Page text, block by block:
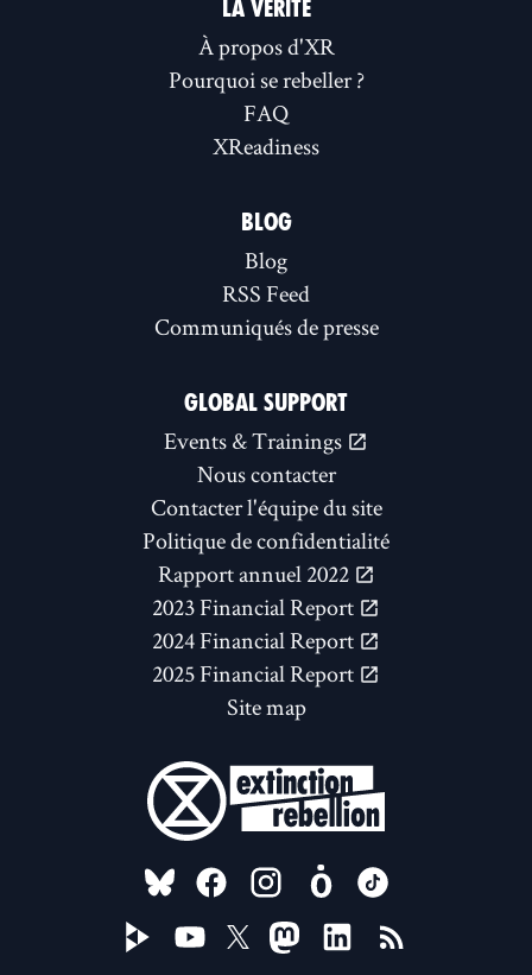
LA VÉRITÉ
À propos d'XR
Pourquoi se rebeller ?
FAQ
XReadiness
BLOG
Blog
RSS Feed
Communiqués de presse
GLOBAL SUPPORT
Events & Trainings
Nous contacter
Contacter l'équipe du site
Politique de confidentialité
Rapport annuel 2022
2023 Financial Report
2024 Financial Report
2025 Financial Report
Site map
FOLLOW US ON